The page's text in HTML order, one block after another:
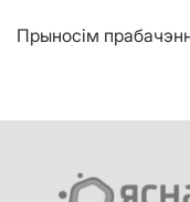
Прыносім